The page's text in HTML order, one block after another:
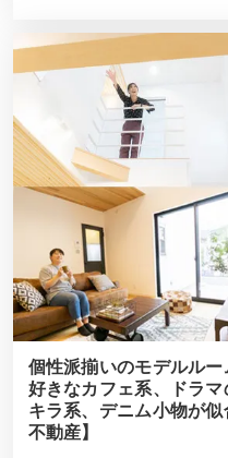
個性派揃いのモデルル
好きなカフェ系、ドラ
キラ系、デニム小物が
不動産】